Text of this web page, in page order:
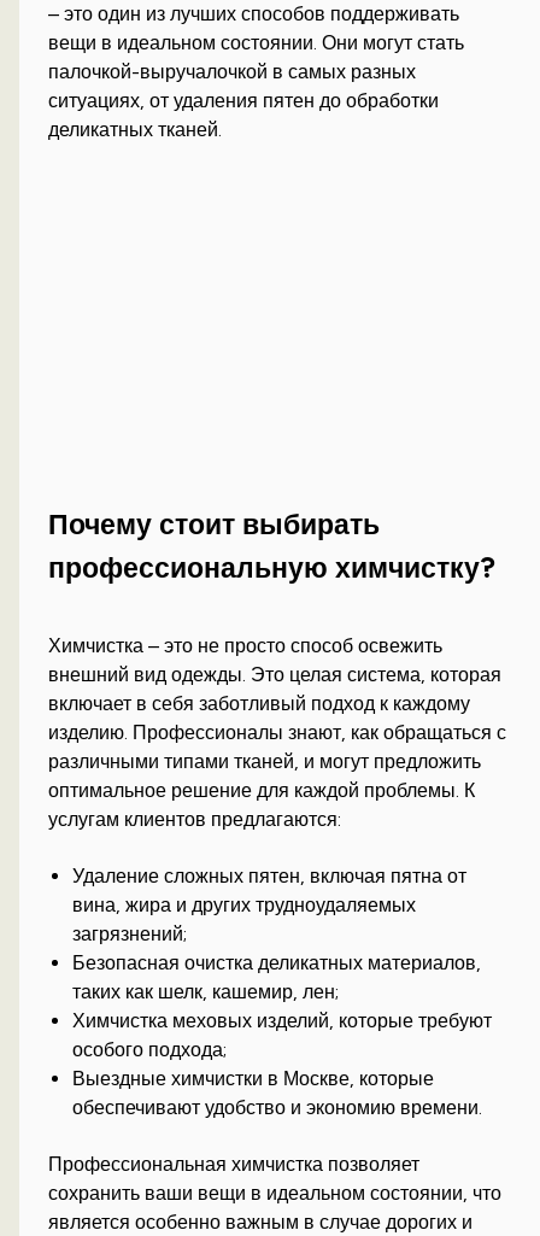
– это один из лучших способов поддерживать
вещи в идеальном состоянии. Они могут стать
палочкой-выручалочкой в самых разных
ситуациях, от удаления пятен до обработки
деликатных тканей.
Почему стоит выбирать
профессиональную химчистку?
Химчистка – это не просто способ освежить
внешний вид одежды. Это целая система, которая
включает в себя заботливый подход к каждому
изделию. Профессионалы знают, как обращаться с
различными типами тканей, и могут предложить
оптимальное решение для каждой проблемы. К
услугам клиентов предлагаются:
Удаление сложных пятен, включая пятна от
вина, жира и других трудноудаляемых
загрязнений;
Безопасная очистка деликатных материалов,
таких как шелк, кашемир, лен;
Химчистка меховых изделий, которые требуют
особого подхода;
Выездные химчистки в Москве, которые
обеспечивают удобство и экономию времени.
Профессиональная химчистка позволяет
сохранить ваши вещи в идеальном состоянии, что
является особенно важным в случае дорогих и